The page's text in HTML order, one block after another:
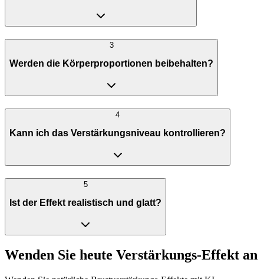
3
Werden die Körperproportionen beibehalten?
4
Kann ich das Verstärkungsniveau kontrollieren?
5
Ist der Effekt realistisch und glatt?
Wenden Sie heute Verstärkungs-Effekt an